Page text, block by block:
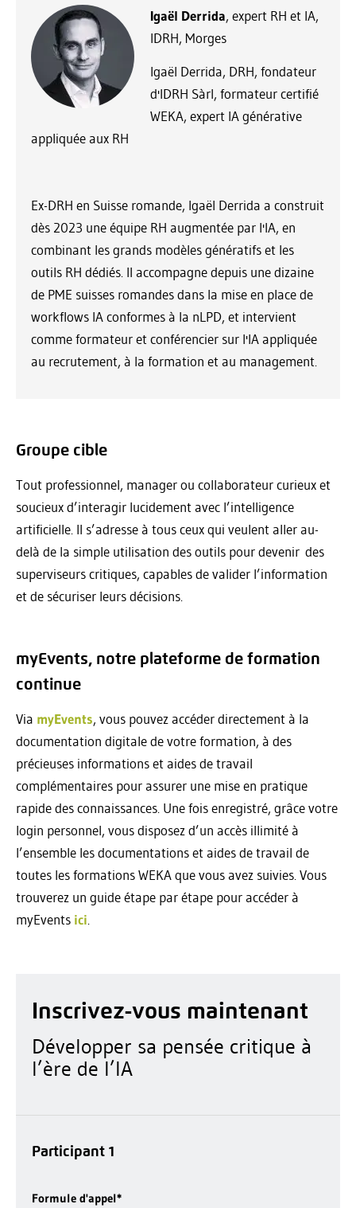
Igaël Derrida, expert RH et IA,
IDRH, Morges
Igaël Derrida, DRH, fondateur
d'IDRH Sàrl, formateur certifié
WEKA, expert IA générative
appliquée aux RH
Ex-DRH en Suisse romande, Igaël Derrida a construit
dès 2023 une équipe RH augmentée par l'IA, en
combinant les grands modèles génératifs et les
outils RH dédiés. Il accompagne depuis une dizaine
de PME suisses romandes dans la mise en place de
workflows IA conformes à la nLPD, et intervient
comme formateur et conférencier sur l'IA appliquée
au recrutement, à la formation et au management.
Groupe cible
Tout professionnel, manager ou collaborateur curieux et
soucieux d’interagir lucidement avec l’intelligence
artificielle. Il s’adresse à tous ceux qui veulent aller au-
delà de la simple utilisation des outils pour devenir des
superviseurs critiques, capables de valider l’information
et de sécuriser leurs décisions.
myEvents, notre plateforme de formation
continue
Via myEvents, vous pouvez accéder directement à la
documentation digitale de votre formation, à des
précieuses informations et aides de travail
complémentaires pour assurer une mise en pratique
rapide des connaissances. Une fois enregistré, grâce votre
login personnel, vous disposez d’un accès illimité à
l’ensemble les documentations et aides de travail de
toutes les formations WEKA que vous avez suivies. Vous
trouverez un guide étape par étape pour accéder à
myEvents ici
Inscrivez-vous maintenant
Développer sa pensée critique à
l’ère de l’IA
Participant 1
Formule d'appel*